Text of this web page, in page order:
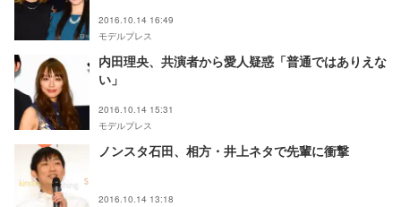
2016.10.14 16:49
モデルプレス
内田理央、共演者から愛人疑惑「普通ではありえな
い」
2016.10.14 15:31
モデルプレス
ノンスタ石田、相方・井上ネタで先輩に衝撃
2016.10.14 13:18